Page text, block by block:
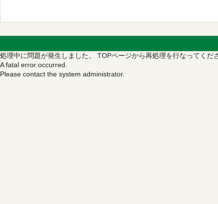
処理中に問題が発生しました。 TOPページから再処理を行なってくだ
A fatal error occurred.
Please contact the system administrator.